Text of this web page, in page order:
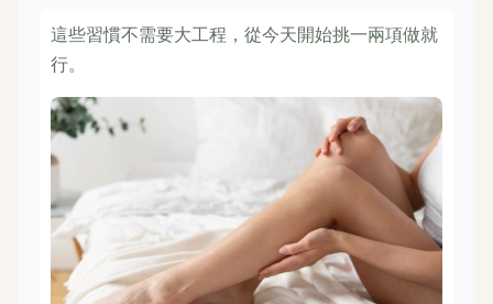
這些習慣不需要大工程，從今天開始挑一兩項做就
行。